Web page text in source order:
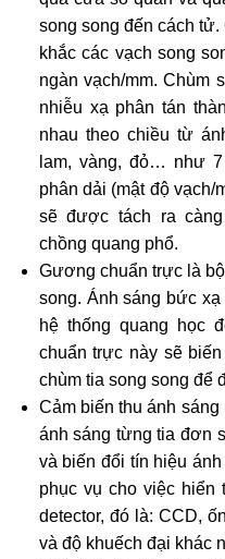
song song đến cách
khắc các vạch song
ngàn vạch/mm. Chùm
nhiễu xạ phân tán
nhau theo chiều từ
lam, vàng, đỏ… như
phân dải (mật độ vạch/
sẽ được tách ra
chồng quang phổ.
Gương chuẩn trực là
song. Ánh sáng bức
hệ thống quang học
chuẩn trực này sẽ
chùm tia song song để
Cảm biến thu ánh sáng
ánh sáng từng tia đơn
và biến đổi tín hiệu
phục vụ cho việc hiển
detector, đó là: CCD,
và độ khuếch đại khác